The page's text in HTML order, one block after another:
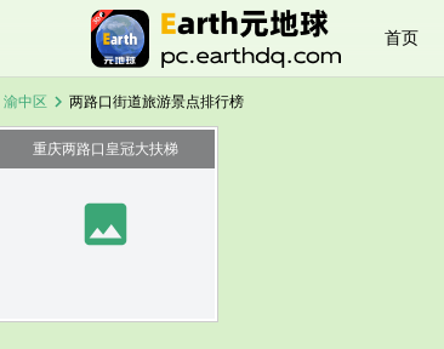
首页
渝中区 chevron_right 两路口街道旅游景点排行榜
image
重庆两路口皇冠大扶梯